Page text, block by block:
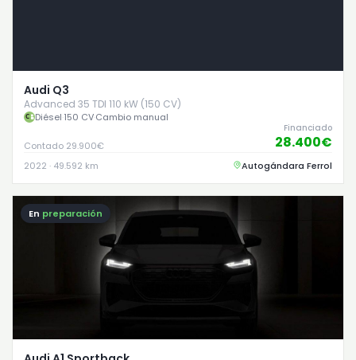
Audi Q3
Advanced 35 TDI 110 kW (150 CV)
Diésel·150 CV·Cambio manual
Contado 29.900€
Financiado
28.400€
2022 · 49.592 km Autogándara Ferrol
En preparación